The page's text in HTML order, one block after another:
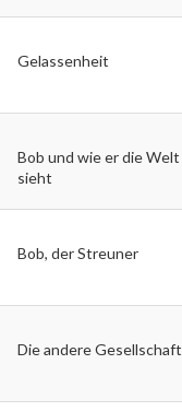
Gelassenheit
Bob und wie er die Welt
sieht
Bob, der Streuner
Die andere Gesellschaft